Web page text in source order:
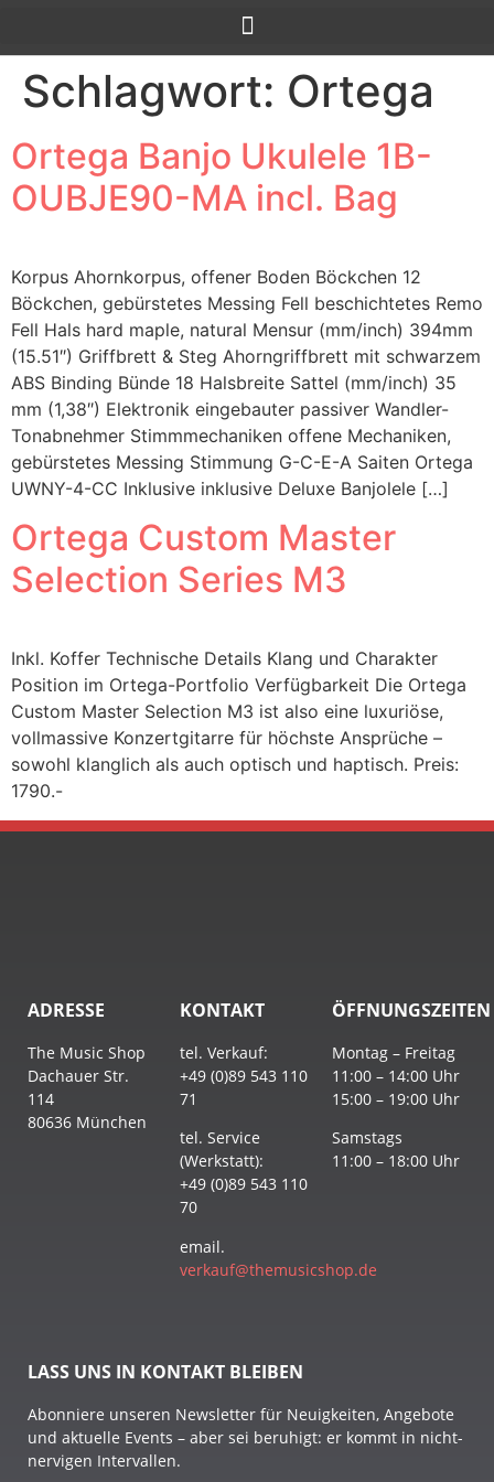
Schlagwort: Ortega
Ortega Banjo Ukulele 1B-
OUBJE90-MA incl. Bag
Korpus Ahornkorpus, offener Boden Böckchen 12
Böckchen, gebürstetes Messing Fell beschichtetes Remo
Fell Hals hard maple, natural Mensur (mm/inch) 394mm
(15.51″) Griffbrett & Steg Ahorngriffbrett mit schwarzem
ABS Binding Bünde 18 Halsbreite Sattel (mm/inch) 35
mm (1,38″) Elektronik eingebauter passiver Wandler-
Tonabnehmer Stimmmechaniken offene Mechaniken,
gebürstetes Messing Stimmung G-C-E-A Saiten Ortega
UWNY-4-CC Inklusive inklusive Deluxe Banjolele […]
Ortega Custom Master
Selection Series M3
Inkl. Koffer Technische Details Klang und Charakter
Position im Ortega-Portfolio Verfügbarkeit Die Ortega
Custom Master Selection M3 ist also eine luxuriöse,
vollmassive Konzertgitarre für höchste Ansprüche –
sowohl klanglich als auch optisch und haptisch. Preis:
1790.-
ADRESSE
The Music Shop
Dachauer Str.
114
80636 München
KONTAKT
tel. Verkauf:
+49 (0)89 543 110
71
tel. Service
(Werkstatt):
+49 (0)89 543 110
70
email.
verkauf@themusicshop.de
ÖFFNUNGSZEITEN
Montag – Freitag
11:00 – 14:00 Uhr
15:00 – 19:00 Uhr
Samstags
11:00 – 18:00 Uhr
LASS UNS IN KONTAKT BLEIBEN
Abonniere unseren Newsletter für Neuigkeiten, Angebote
und aktuelle Events – aber sei beruhigt: er kommt in nicht-
nervigen Intervallen.